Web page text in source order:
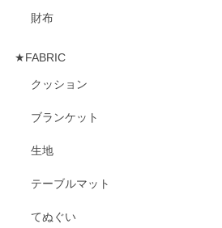
財布
★FABRIC
クッション
ブランケット
生地
テーブルマット
てぬぐい